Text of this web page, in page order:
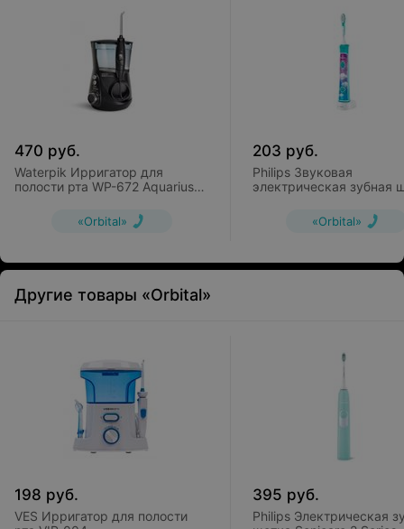
470 руб.
Waterpik Ирригатор для
полости рта WP-672 Aquarius
«Orbital»
203 руб.
Philips Звуковая
электрическая зубная
«Orbital»
Другие товары «Orbital»
198 руб.
VES Ирригатор для полости
395 руб.
Philips Электрическая